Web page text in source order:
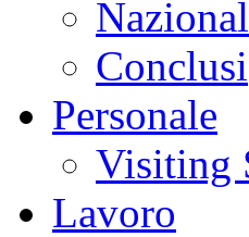
Conclusi
Personale
Visiting
Lavoro